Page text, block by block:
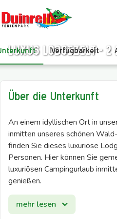
Luxus Lodgezelt - 2
Verfügbarkeit
Über die Unterkunft
An einem idyllischen Ort in
inmitten unseres schönen
finden Sie dieses luxuriöse
Personen. Hier können Sie
luxuriösen Campingurlaub
genießen.
Das Luxus Lodgetent für 2
Sie für Ihren Urlaub brauchen.
mehr lesen